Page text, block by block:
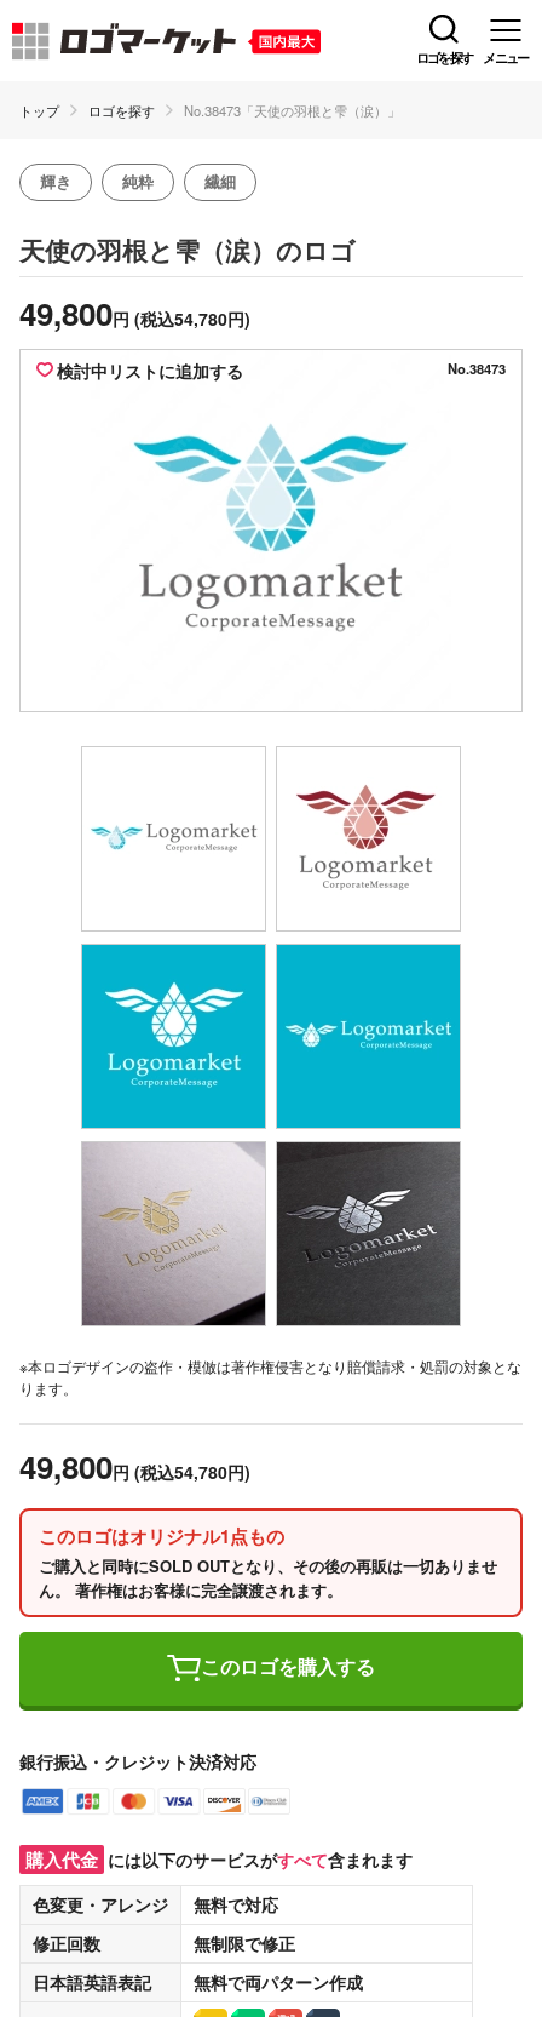
ロゴを探す メニュー
トップ ロゴを探す No.38473「天使の羽根と雫（涙）」
輝き 純粋 繊細
天使の羽根と雫（涙） のロゴ
49,800円 (税込54,780円)
検討中リストに追加する No.38473
※本ロゴデザインの盗作・模倣は著作権侵害となり賠償請求・処罰の対象とな
ります。
49,800円 (税込54,780円)
このロゴはオリジナル1点もの
ご購入と同時にSOLD OUTとなり、その後の再販は一切ありませ
ん。 著作権はお客様に完全譲渡されます。
このロゴを購入する
銀行振込・クレジット決済対応
購入代金 には以下のサービスがすべて含まれます
色変更・アレンジ
無料で対応
修正回数
無制限で修正
日本語英語表記
無料で両パターン作成